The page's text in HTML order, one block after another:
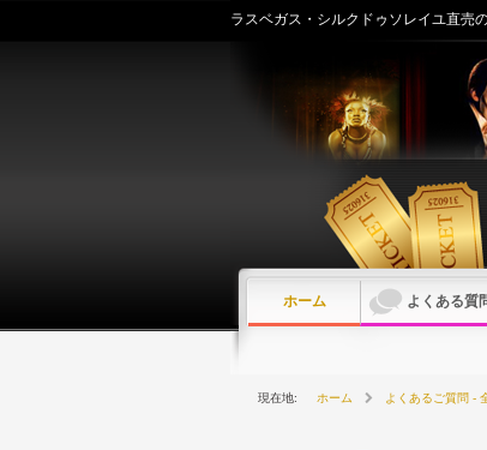
ラスベガス・シルクドゥソレイユ直売
ホーム よくある質
ホーム よくあるご質問 -